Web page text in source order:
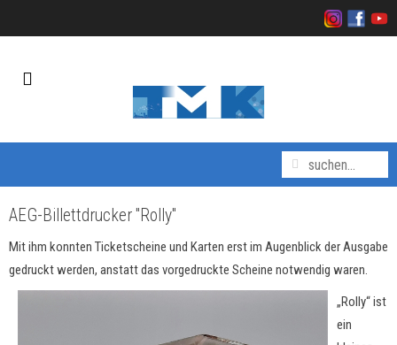
AEG-Billettdrucker "Rolly"
Mit ihm konnten Ticketscheine und Karten erst im Augenblick der Ausgabe
gedruckt werden, anstatt das vorgedruckte Scheine notwendig waren.
„Rolly“ ist
ein